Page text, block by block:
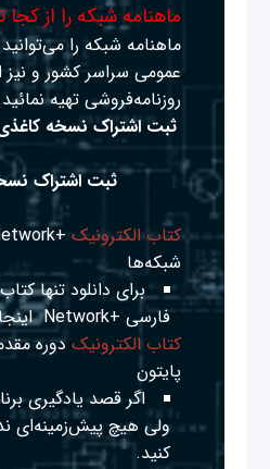
ماهنامه شبکه را از کجا
ماهنامه شبکه را
عمومی سراسر کشور و نیز
روزنامه‌فروشی تهیه
ثبت اشتراک نسخه
ثبت اشتراک
کتاب الکترونیک
شبکه‌ها
برای دانلود تنها
فارسی +Network
کتاب الکترونیک دوره
پایتون
اگر قصد یادگیری
ولی هیچ پیش‌زمینه‌ای
کنید.